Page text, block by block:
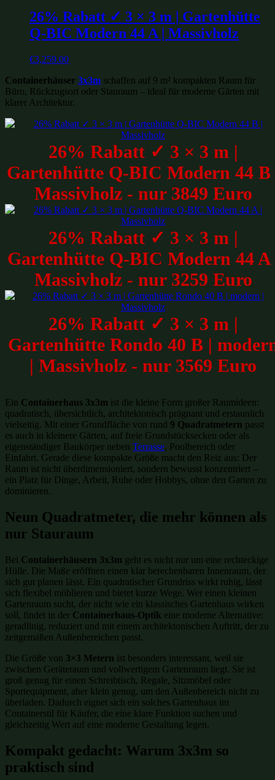
26% Rabatt ✓ 3 × 3 m | Gartenhütte
Q-BIC Modern 44 A | Massivholz
€3,259.00
Containerhäuser 3x3m schaffen auf 9 m² kompakten Raum für
Büro, Rückzugsort oder Stauraum – ideal für moderne Gärten mit
klarer Architektur.
26% Rabatt ✓ 3 × 3 m |
Gartenhütte Q-BIC Modern 44 B
Massivholz - nur 3849 Euro
26% Rabatt ✓ 3 × 3 m |
Gartenhütte Q-BIC Modern 44 A
Massivholz - nur 3259 Euro
26% Rabatt ✓ 3 × 3 m |
Gartenhütte Rondo 40 B |
| Massivholz - nur 3569 Euro
Ein Containerhaus 3x3m ist die kleine Form großer Raumideen:
quadratisch, übersichtlich, architektonisch prägnant und erstaunlich
vielseitig. Mit einer Grundfläche von rund 9 Quadratmetern passt
es auch in kleinere Gärten, auf freie Grundstücksecken oder als
eigenständiger Baukörper neben Terrasse, Poolbereich oder
Einfahrt. Gerade diese kompakte Größe macht den Reiz aus: Der
Raum ist nicht überdimensioniert, sondern bewusst konzentriert –
ein Platz für Dinge, Arbeit, Ruhe oder Hobbys, ohne den Garten zu
dominieren.
Neun Quadratmeter, die mehr können als
nur Stauraum
Bei Containerhäusern 3x3m geht es nicht nur um eine rechteckige
Hülle. Die Maße eröffnen einen klar berechenbaren Innenraum, der
sich gut planen lässt. Ein quadratischer Grundriss wirkt ruhig, lässt
sich flexibel möblieren und bietet kurze Wege. Wer einen kleinen
Gartenraum sucht, der nicht wie ein klassisches Gartenhaus wirken
soll, findet in der Containerhaus-Optik eine moderne Alternative:
geradlinig, reduziert und mit einem architektonischen Auftritt, der zu
zeitgemäßen Außenbereichen passt.
Die Größe von 3×3 Metern ist besonders interessant, weil sie
zwischen Geräteraum und vollwertigem Gartenraum liegt. Sie ist
groß genug für einen Schreibtisch, Regale, Sitzmöbel oder
Sportequipment, aber klein genug, um den Außenbereich nicht zu
überladen. Dadurch eignet sich ein solches Gartenhaus im
Containerstil für Käufer, die eine klare Funktion suchen und
gleichzeitig Wert auf eine moderne Gestaltung legen.
Kompakt gedacht: Warum 3x3m so
praktisch sind